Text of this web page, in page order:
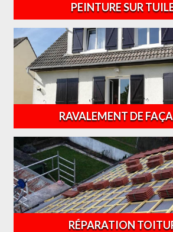
PEINTURE SUR
RAVALEMENT DE
RÉPARATION